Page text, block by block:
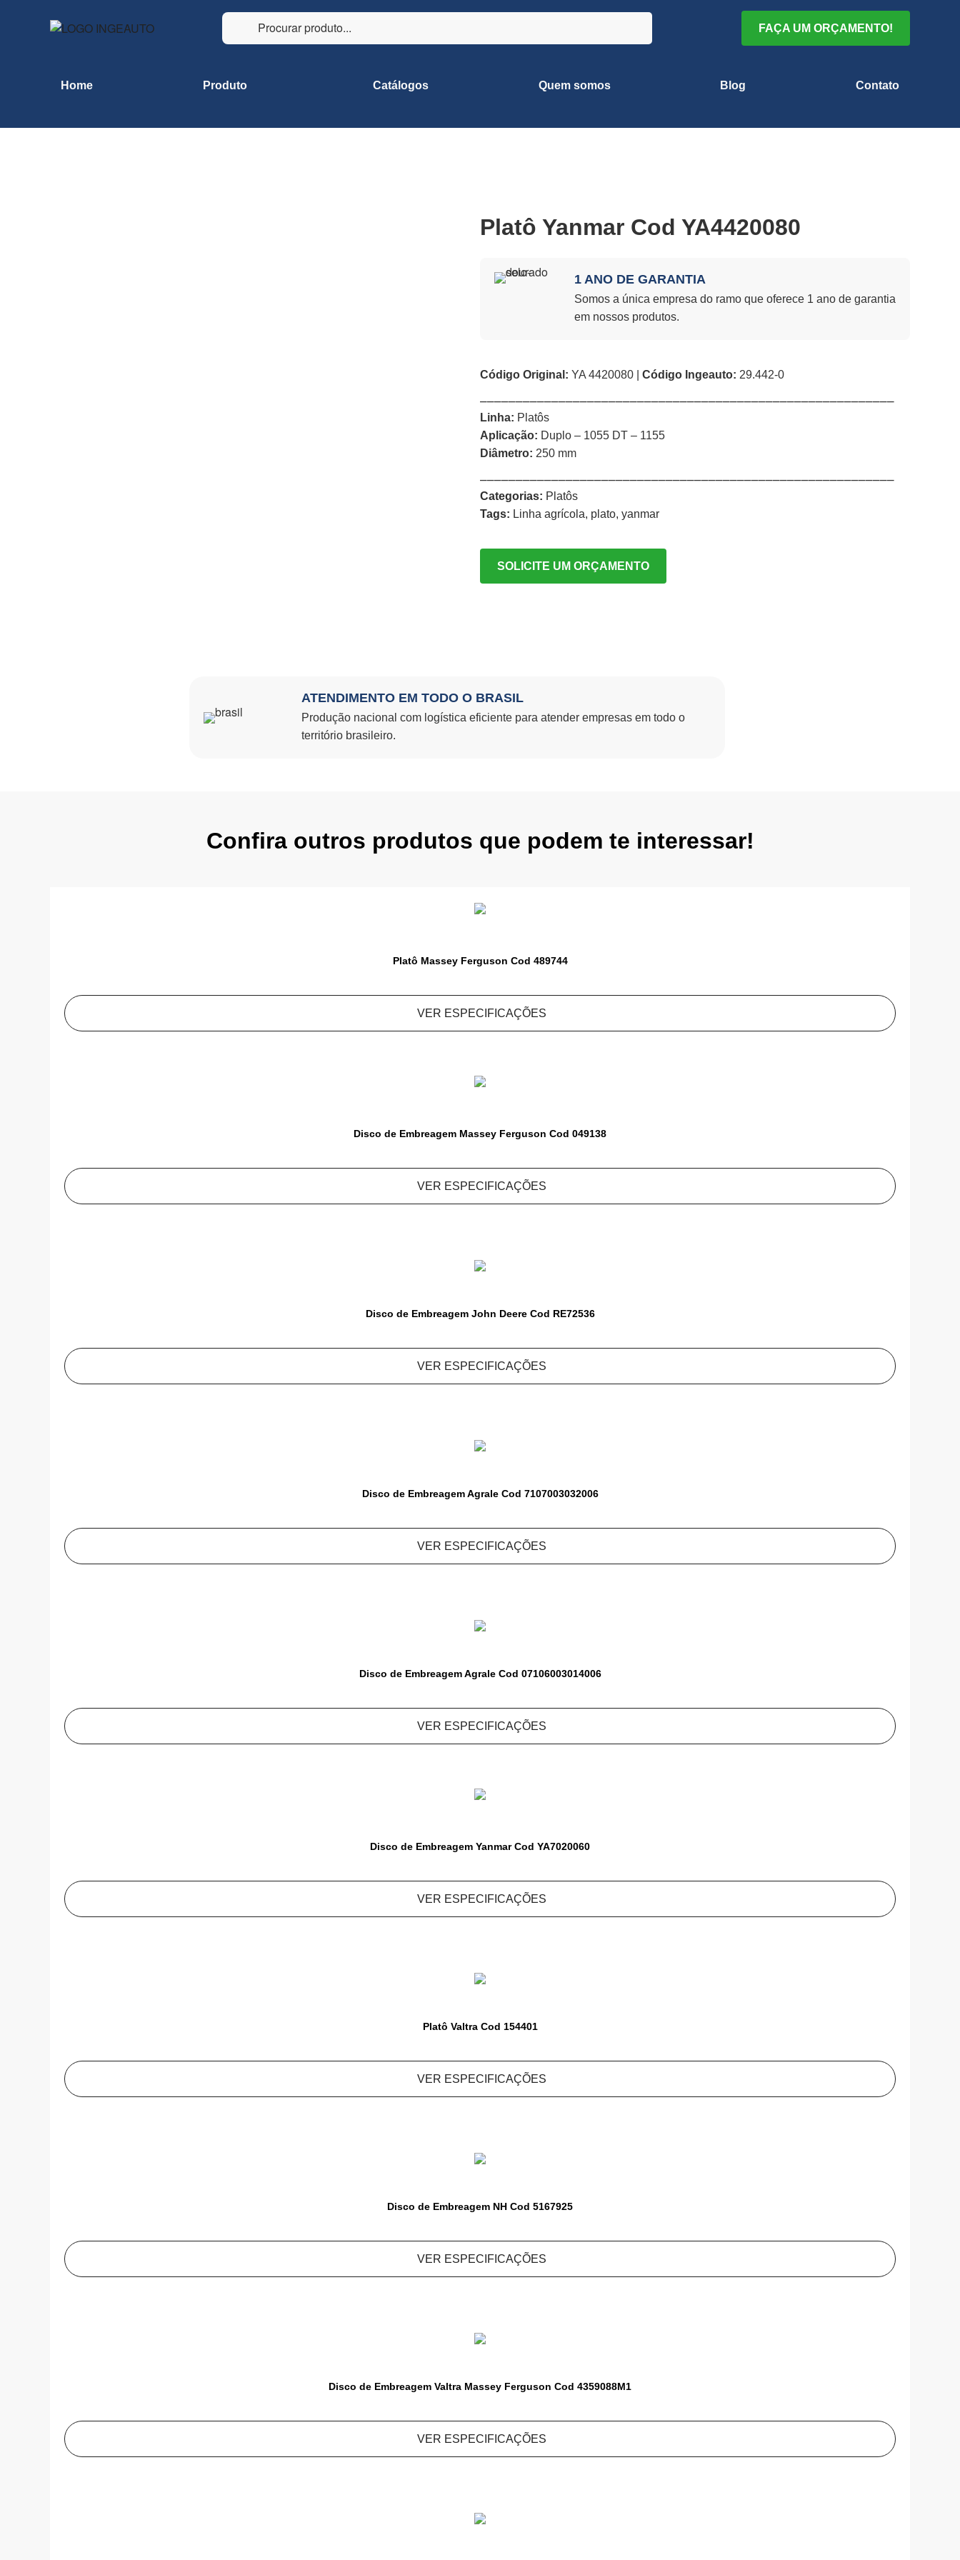
FAÇA UM ORÇAMENTO!
Home Produto Catálogos Quem somos Blog Contato
Platô Yanmar Cod YA4420080
1 ANO DE GARANTIA
Somos a única empresa do ramo que oferece 1 ano de garantia
em nossos produtos.
Código Original: YA 4420080 | Código Ingeauto: 29.442-0
Linha: Platôs
Aplicação: Duplo – 1055 DT – 1155
Diâmetro: 250 mm
Categorias: Platôs
Tags: Linha agrícola, plato, yanmar
SOLICITE UM ORÇAMENTO
ATENDIMENTO EM TODO O BRASIL
Produção nacional com logística eficiente para atender empresas em todo o
território brasileiro.
Confira outros produtos que podem te interessar!
Platô Massey Ferguson Cod 489744
VER ESPECIFICAÇÕES
Disco de Embreagem Massey Ferguson Cod 049138
VER ESPECIFICAÇÕES
Disco de Embreagem John Deere Cod RE72536
VER ESPECIFICAÇÕES
Disco de Embreagem Agrale Cod 7107003032006
VER ESPECIFICAÇÕES
Disco de Embreagem Agrale Cod 07106003014006
VER ESPECIFICAÇÕES
Disco de Embreagem Yanmar Cod YA7020060
VER ESPECIFICAÇÕES
Platô Valtra Cod 154401
VER ESPECIFICAÇÕES
Disco de Embreagem NH Cod 5167925
VER ESPECIFICAÇÕES
Disco de Embreagem Valtra Massey Ferguson Cod 4359088M1
VER ESPECIFICAÇÕES